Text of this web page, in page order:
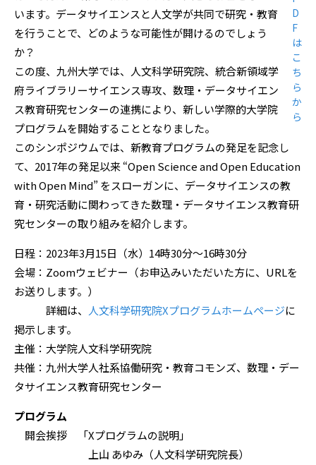
D
F
は
こ
ち
ら
か
ら
います。データサイエンスと人文学が共同で研究・教育
を行うことで、どのような可能性が開けるのでしょう
か？
この度、九州大学では、人文科学研究院、統合新領域学
府ライブラリーサイエンス専攻、数理・データサイエン
ス教育研究センターの連携により、新しい学際的大学院
プログラムを開始することとなりました。
このシンポジウムでは、新教育プログラムの発足を記念し
て、2017年の発足以来 “Open Science and Open Education
with Open Mind” をスローガンに、データサイエンスの教
育・研究活動に関わってきた数理・データサイエンス教育研
究センターの取り組みを紹介します。
日程：2023年3月15日（水）14時30分〜16時30分
会場：Zoomウェビナー（お申込みいただいた方に、URLを
お送りします。）
詳細は、 人文科学研究院Xプログラムホームページに
掲示します。
主催：大学院人文科学研究院
共催：九州大学人社系協働研究・教育コモンズ、数理・デー
タサイエンス教育研究センター
プログラム
開会挨拶 「Xプログラムの説明」
上山 あゆみ（人文科学研究院長）